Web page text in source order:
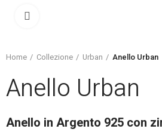
Home Collezione Urban Anello Urban
Anello Urban
Anello in Argento 925 con